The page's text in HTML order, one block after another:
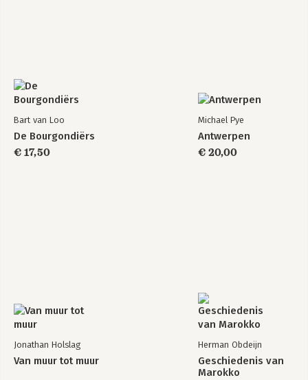
Bart van Loo
De Bourgondiërs
€ 17,50
Michael Pye
Antwerpen
€ 20,00
Jonathan Holslag
Van muur tot muur
Herman Obdeijn
Geschiedenis van
Marokko